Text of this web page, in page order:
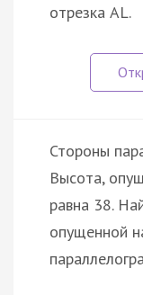
отрезка AL.
Стороны
Высота,
равна 38.
опущенной